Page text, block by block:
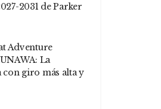
2031 de Parker
Adventure
La
con giro más alta y